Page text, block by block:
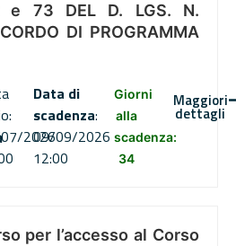
e 73 DEL D. LGS. N.
DI PROGRAMMA
2026
Data di
scadenza:
09/09/2026
12:00
Giorni
alla
scadenza:
34
Maggiori
dettagli
per l’accesso al Corso